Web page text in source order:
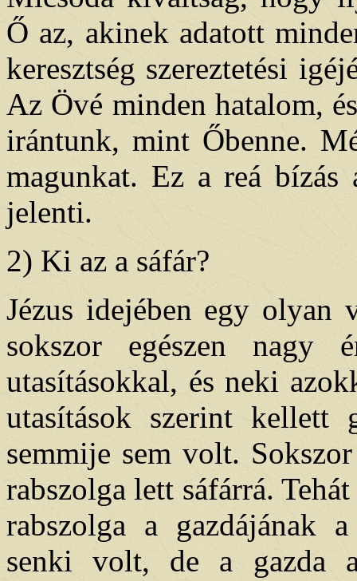
Ő az, akinek adatott
keresztség szereztetési
Az Övé minden hatalom,
irántunk, mint Őbenne.
magunkat. Ez a reá bízás
jelenti.
2) Ki az a sáfár?
Jézus idejében egy olyan
sokszor egészen nagy
utasításokkal, és neki
utasítások szerint kellett
semmije sem volt.
rabszolga lett sáfárrá.
rabszolga a gazdájának
senki volt, de a gazda